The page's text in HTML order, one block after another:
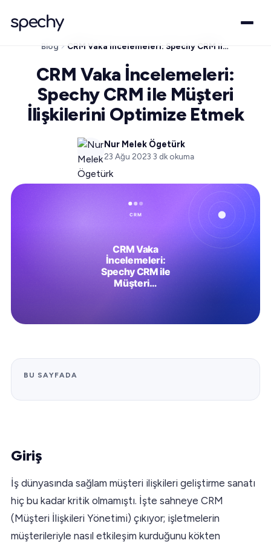
Blog CRM Vaka İncelemeleri: Spechy CRM ile Müşteri İlişkilerini Optimize Etmek
CRM Vaka İncelemeleri:
Spechy CRM ile Müşteri
İlişkilerini Optimize Etmek
Nur Melek Ögetürk
23 Ağu 2023·3 dk okuma
BU SAYFADA
Giriş
İş dünyasında sağlam müşteri ilişkileri geliştirme sanatı
hiç bu kadar kritik olmamıştı. İşte sahneye CRM
(Müşteri İlişkileri Yönetimi) çıkıyor; işletmelerin
müşterileriyle nasıl etkileşim kurduğunu kökten